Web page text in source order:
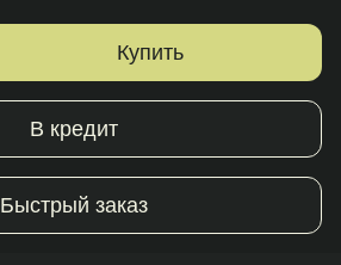
Купить
В кредит
Быстрый заказ